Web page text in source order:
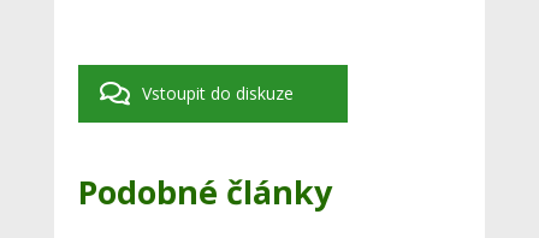
Vstoupit do diskuze
Podobné články